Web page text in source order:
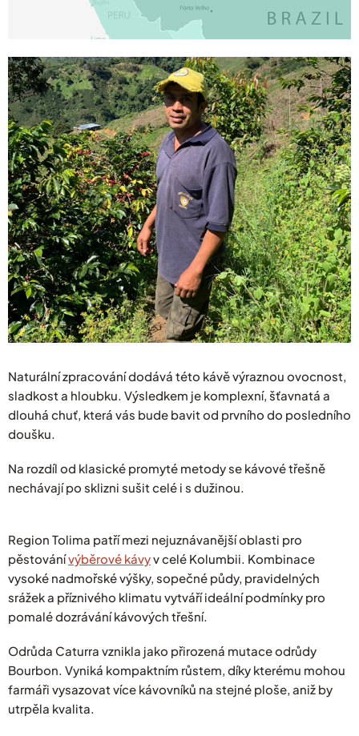
Naturální zpracování dodává této kávě výraznou ovocnost,
sladkost a hloubku. Výsledkem je komplexní, šťavnatá a
dlouhá chuť, která vás bude bavit od prvního do posledního
doušku.
Na rozdíl od klasické promyté metody se kávové třešně
nechávají po sklizni sušit celé i s dužinou.
Region Tolima patří mezi nejuznávanější oblasti pro
pěstovánívýběrové kávyv celé Kolumbii. Kombinace
vysoké nadmořské výšky, sopečné půdy, pravidelných
srážek a příznivého klimatu vytváří ideální podmínky pro
pomalé dozrávání kávových třešní.
Odrůda Caturra vznikla jako přirozená mutace odrůdy
Bourbon. Vyniká kompaktním růstem, díky kterému mohou
farmáři vysazovat více kávovníků na stejné ploše, aniž by
utrpěla kvalita.